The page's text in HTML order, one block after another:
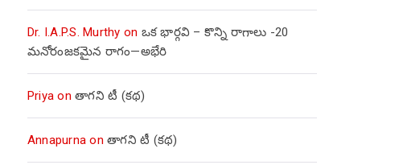
Dr. I.A.P.S. Murthy on ఒక భార్గవి – కొన్ని రాగాలు -20
మనోరంజకమైన రాగం—అభేరి
Priya onతాగని టీ (కథ)
Annapurna onతాగని టీ (కథ)